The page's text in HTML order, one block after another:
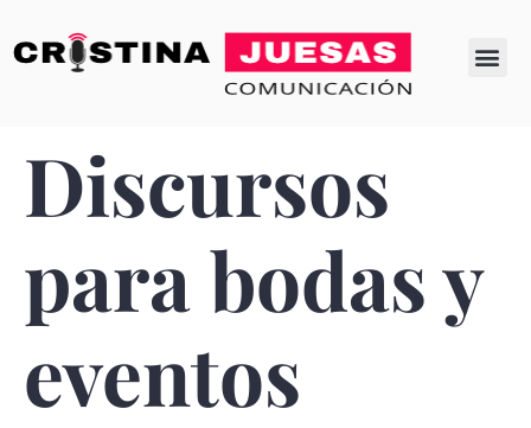
Discursos
para bodas y
eventos